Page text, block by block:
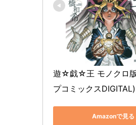
遊☆戯☆王 モノクロ
プコミックスDIGITAL)
Amazonで見る